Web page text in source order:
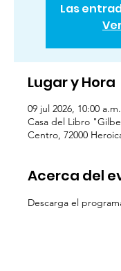
Las
Lugar y Hora
09 jul 2026, 10:00
Casa del Libro
Centro, 72000
Acerca del
Descarga el